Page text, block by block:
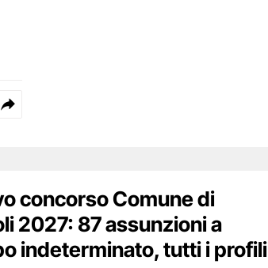
concorso Comune di
2027: 87 assunzioni a
indeterminato, tutti i profili